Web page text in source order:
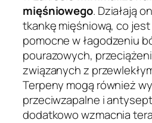
mięśniowego. Działają
tkankę mięśniową, co
pomocne w łagodzeniu
pourazowych,
związanych z
Terpeny mogą również
przeciwzapalne i
dodatkowo wzmacnia